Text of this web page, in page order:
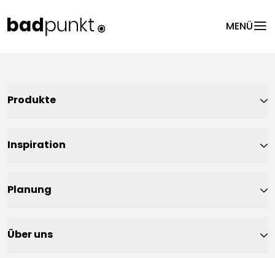
MENÜmenu
Produkte
Inspiration
Planung
Über uns